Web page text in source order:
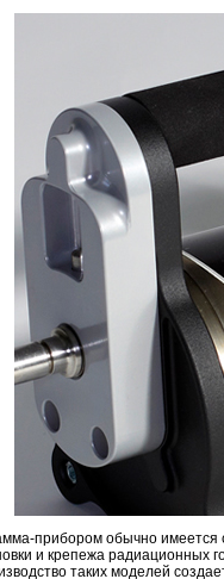
прибором обычно
и крепежа радиационных
таких моделей